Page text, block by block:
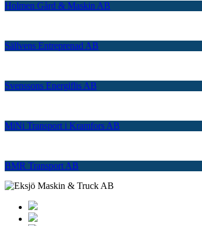
Holmen Gård & Maskin AB
Sällvens Entreprenad AB
Svenssons Energiflis AB
MiNi Transport i Kramfors AB
BMR Transport AB